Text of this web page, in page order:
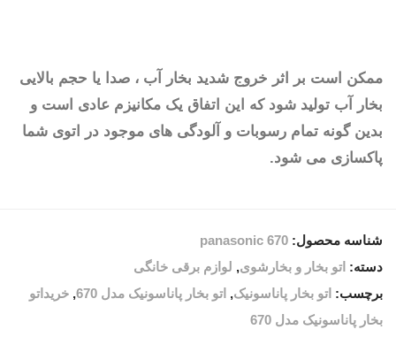
ممکن است بر اثر خروج شدید بخار آب ، صدا یا حجم بالایی
بخار آب تولید شود که این اتفاق یک مکانیزم عادی است و
بدین گونه تمام رسوبات و آلودگی های موجود در اتوی شما
پاکسازی می شود.
شناسه محصول: panasonic 670
دسته: اتو بخار و بخارشوی, لوازم برقی خانگی
برچسب: اتو بخار پاناسونیک, اتو بخار پاناسونیک مدل 670 , خریداتو
بخار پاناسونیک مدل 670